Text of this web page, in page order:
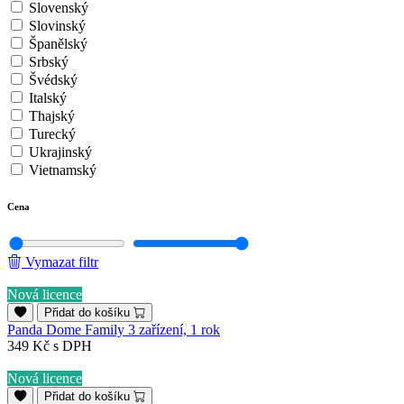
Slovenský
Slovinský
Španělský
Srbský
Švédský
Italský
Thajský
Turecký
Ukrajinský
Vietnamský
Cena
Vymazat filtr
Nová licence
Přidat do košíku
Panda Dome Family 3 zařízení, 1 rok
349 Kč s DPH
Nová licence
Přidat do košíku